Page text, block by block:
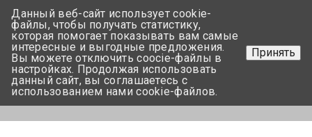
+375 17-350-99-56
+375 44-752-82-08
Задать вопрос
Данный веб-сайт использует cookie-
файлы, чтобы получать статистику,
которая помогает показывать вам самые
интересные и выгодные предложения.
Вы можете отключить coocie-файлы в
настройках. Продолжая использовать
данный сайт, вы соглашаетесь с
использованием нами cookie-файлов.
Принять